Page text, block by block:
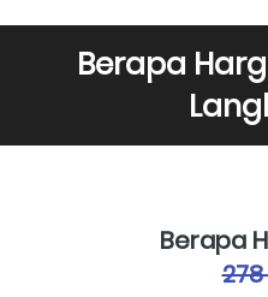
Berapa
Berapa